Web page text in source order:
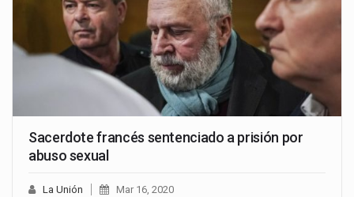
Sacerdote francés sentenciado a prisión por
abuso sexual
La Unión Mar 16, 2020